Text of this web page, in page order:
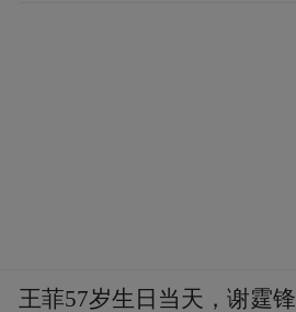
王菲57岁生日当天，谢霆锋